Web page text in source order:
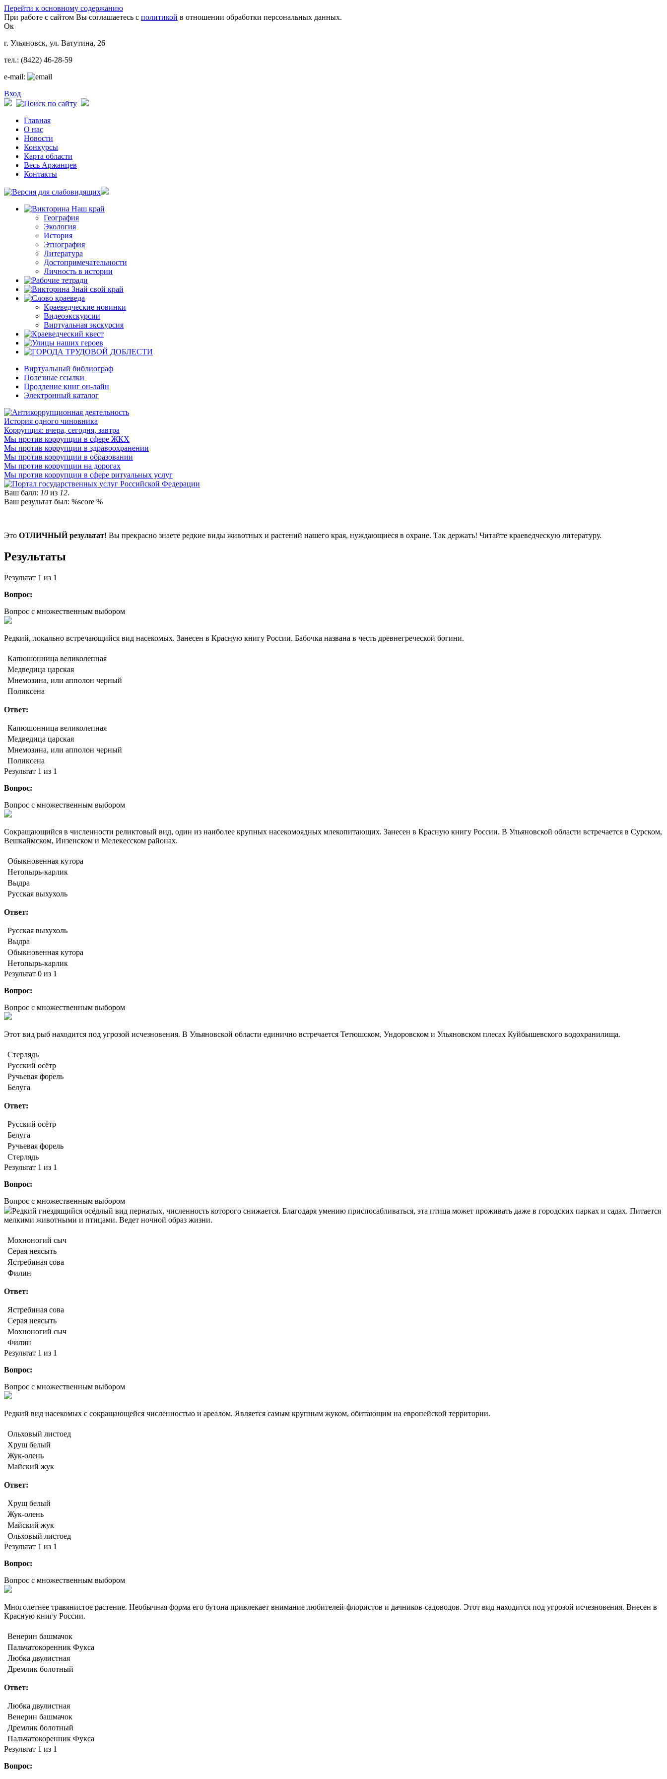
Перейти к основному содержанию
При работе с сайтом Вы соглашаетесь с политикой в отношении обработки персональных данных.
Ок
г. Ульяновск, ул. Ватутина, 26
тел.: (8422) 46-28-59
e-mail:
Вход
Главная
О нас
Новости
Конкурсы
Карта области
Весь Аржанцев
Контакты
География
Экология
История
Этнография
Литература
Достопримечательности
Личность в истории
Краеведческие новинки
Видеоэкскурсии
Виртуальная экскурсия
Виртуальный библиограф
Полезные ссылки
Продление книг он-лайн
Электронный каталог
История одного чиновника
Коррупция: вчера, сегодня, завтра
Мы против коррупции в сфере ЖКХ
Мы против коррупции в здравоохранении
Мы против коррупции в образовании
Мы против коррупции на дорогах
Мы против коррупции в сфере ритуальных услуг
Ваш балл: 10 из 12.
Ваш результат был: %score %
Это ОТЛИЧНЫЙ результат! Вы прекрасно знаете редкие виды животных и растений нашего края, нуждающиеся в охране. Так держать! Читайте краеведческую литературу.
Результаты
Результат 1 из 1
Вопрос:
Вопрос с множественным выбором
Редкий, локально встречающийся вид насекомых. Занесен в Красную книгу России. Бабочка названа в честь древнегреческой богини.
Капюшонница великолепная
Медведица царская
Мнемозина, или апполон черный
Поликсена
Ответ:
Капюшонница великолепная
Медведица царская
Мнемозина, или апполон черный
Поликсена
Результат 1 из 1
Вопрос:
Вопрос с множественным выбором
Сокращающийся в численности реликтовый вид, один из наиболее крупных насекомоядных млекопитающих. Занесен в Красную книгу России. В Ульяновской области встречается в Сурском,
Вешкаймском, Инзенском и Мелекесском районах.
Обыкновенная кутора
Нетопырь-карлик
Выдра
Русская выхухоль
Ответ:
Русская выхухоль
Выдра
Обыкновенная кутора
Нетопырь-карлик
Результат 0 из 1
Вопрос:
Вопрос с множественным выбором
Этот вид рыб находится под угрозой исчезновения. В Ульяновской области единично встречается Тетюшском, Ундоровском и Ульяновском плесах Куйбышевского водохранилища.
Стерлядь
Русский осётр
Ручьевая форель
Белуга
Ответ:
Русский осётр
Белуга
Ручьевая форель
Стерлядь
Результат 1 из 1
Вопрос:
Вопрос с множественным выбором
Редкий гнездящийся осёдлый вид пернатых, численность которого снижается. Благодаря умению приспосабливаться, эта птица может проживать даже в городских парках и садах. Питается
мелкими животными и птицами. Ведет ночной образ жизни.
Мохноногий сыч
Серая неясыть
Ястребиная сова
Филин
Ответ:
Ястребиная сова
Серая неясыть
Мохноногий сыч
Филин
Результат 1 из 1
Вопрос:
Вопрос с множественным выбором
Редкий вид насекомых с сокращающейся численностью и ареалом. Является самым крупным жуком, обитающим на европейской территории.
Ольховый листоед
Хрущ белый
Жук-олень
Майский жук
Ответ:
Хрущ белый
Жук-олень
Майский жук
Ольховый листоед
Результат 1 из 1
Вопрос:
Вопрос с множественным выбором
Многолетнее травянистое растение. Необычная форма его бутона привлекает внимание любителей-флористов и дачников-садоводов. Этот вид находится под угрозой исчезновения. Внесен в
Красную книгу России.
Венерин башмачок
Пальчатокоренник Фукса
Любка двулистная
Дремлик болотный
Ответ:
Любка двулистная
Венерин башмачок
Дремлик болотный
Пальчатокоренник Фукса
Результат 1 из 1
Вопрос: